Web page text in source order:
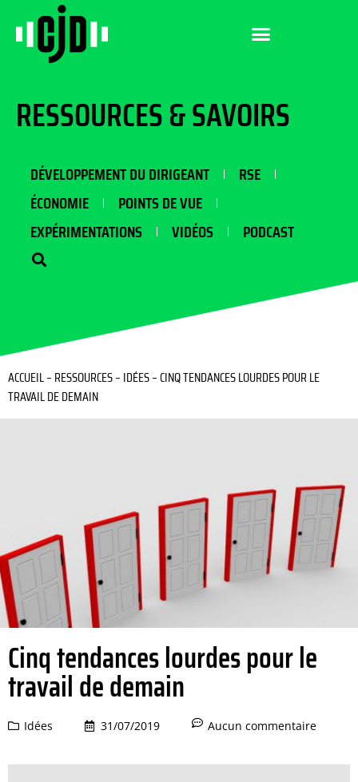
RESSOURCES & SAVOIRS
DÉVELOPPEMENT DU DIRIGEANT
RSE
ÉCONOMIE
POINTS DE VUE
EXPÉRIMENTATIONS
VIDÉOS PODCAST
ACCUEIL– RESSOURCES– IDÉES–CINQ TENDANCES LOURDES POUR LE
TRAVAIL DE DEMAIN
Cinq tendances lourdes pour le
travail de demain
Idées 31/07/2019 Aucun commentaire